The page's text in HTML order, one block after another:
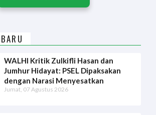
WALHI Kritik Zulkifli Hasan dan
Jumhur Hidayat: PSEL Dipaksakan
dengan Narasi Menyesatkan
Jumat, 07 Agustus 2026